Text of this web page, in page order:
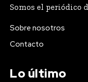
Deportes
Somos el periódico
Sobre nosotros
Contacto
Lo último